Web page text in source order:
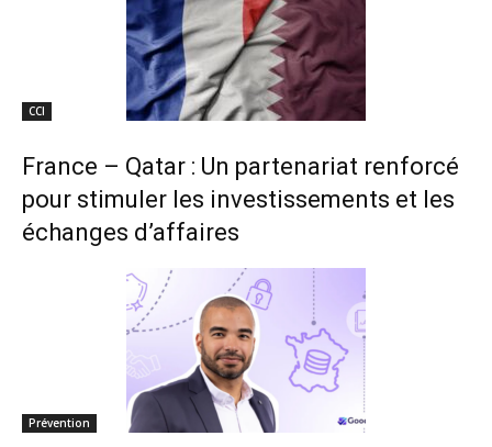
CCI
France – Qatar : Un partenariat renforcé
pour stimuler les investissements et les
échanges d’affaires
Prévention